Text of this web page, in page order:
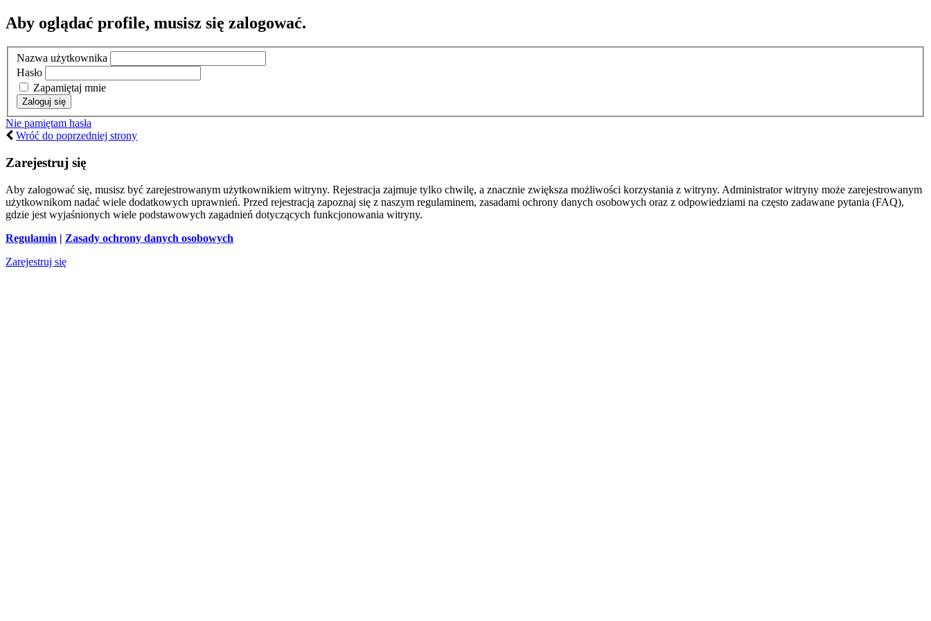
Aby oglądać profile, musisz się zalogować.
Nazwa użytkownika
Hasło
Zapamiętaj mnie
Nie pamiętam hasła
Wróć do poprzedniej strony
Zarejestruj się
Aby zalogować się, musisz być zarejestrowanym użytkownikiem witryny. Rejestracja zajmuje tylko chwilę, a znacznie zwiększa możliwości korzystania z witryny. Administrator witryny może zarejestrowanym
użytkownikom nadać wiele dodatkowych uprawnień. Przed rejestracją zapoznaj się z naszym regulaminem, zasadami ochrony danych osobowych oraz z odpowiedziami na często zadawane pytania (FAQ),
gdzie jest wyjaśnionych wiele podstawowych zagadnień dotyczących funkcjonowania witryny.
Regulamin | Zasady ochrony danych osobowych
Zarejestruj się